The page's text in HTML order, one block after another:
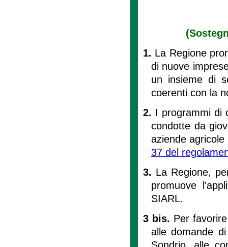
1. La Regione
di nuove
un insieme di
coerenti con la
2. I programmi di
condotte da
aziende
37 del
3. La Regione,
promuove
SIARL.
3 bis. Per
alle domande